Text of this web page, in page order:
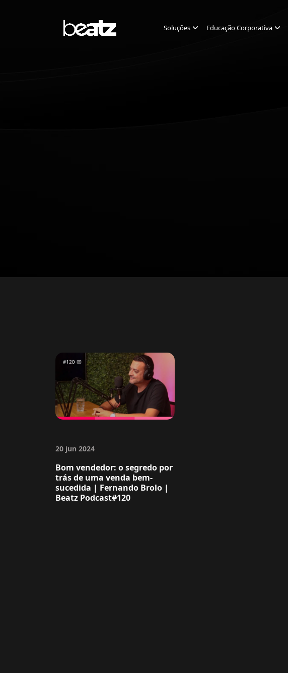
Soluções Educação Corporativa
20 jun 2024
Bom vendedor: o segredo por
trás de uma venda bem-
sucedida | Fernando Brolo |
Beatz Podcast#120